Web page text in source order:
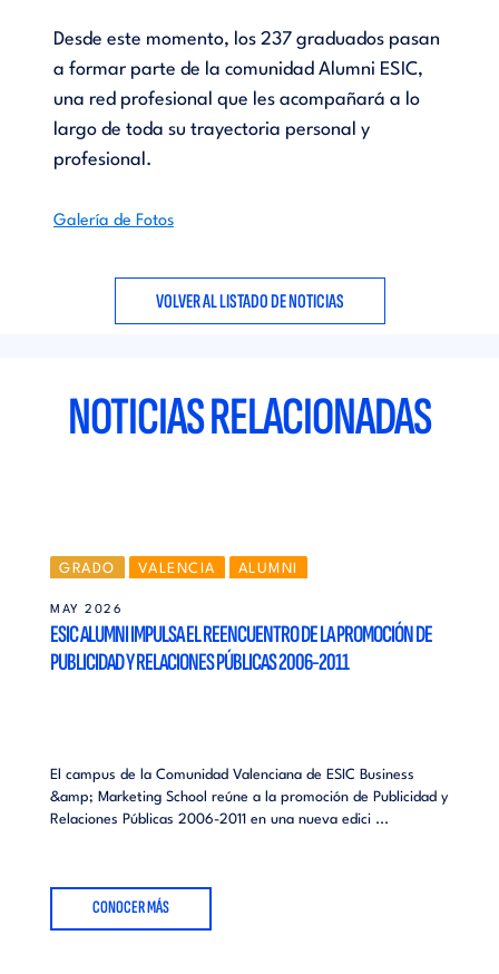
Desde este momento, los 237 graduados pasan
a formar parte de la comunidad Alumni ESIC,
una red profesional que les acompañará a lo
largo de toda su trayectoria personal y
profesional.
Galería de Fotos
VOLVER AL LISTADO DE NOTICIAS
NOTICIAS RELACIONADAS
GRADO VALENCIA ALUMNI
MAY 2026
ESIC ALUMNI IMPULSA EL REENCUENTRO DE LA PROMOCIÓN DE
PUBLICIDAD Y RELACIONES PÚBLICAS 2006-2011
El campus de la Comunidad Valenciana de ESIC Business
&amp; Marketing School reúne a la promoción de Publicidad y
Relaciones Públicas 2006-2011 en una nueva edici ...
CONOCER MÁS